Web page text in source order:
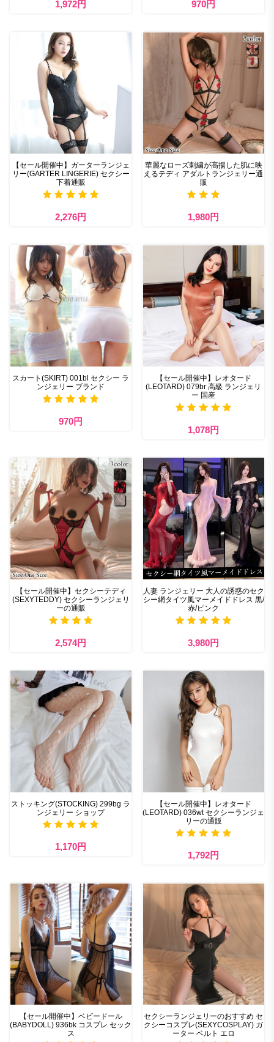
1,972円 970円
【セール開催中】ガーターランジェ
リー(GARTER LINGERIE) セクシー
下着通販
2,276円
華麗なローズ刺繍が高揚した肌に映
えるテディ アダルトランジェリー通
販
1,980円
スカート(SKIRT) 001bl セクシー ラ
ンジェリー ブランド
970円
【セール開催中】レオタード
(LEOTARD) 079br 高級 ランジェリ
ー 国産
1,078円
【セール開催中】セクシーテディ
(SEXYTEDDY) セクシーランジェリ
ーの通販
2,574円
人妻 ランジェリー 大人の誘惑のセク
シー網タイツ風マーメイドドレス 黒/
赤/ピンク
3,980円
ストッキング(STOCKING) 299bg ラ
ンジェリー ショップ
1,170円
【セール開催中】レオタード
(LEOTARD) 036wt セクシーランジェ
リーの通販
1,792円
【セール開催中】ベビードール
(BABYDOLL) 936bk コスプレ セック
ス
セクシーランジェリーのおすすめ セ
クシーコスプレ(SEXYCOSPLAY) ガ
ーター ベルト エロ